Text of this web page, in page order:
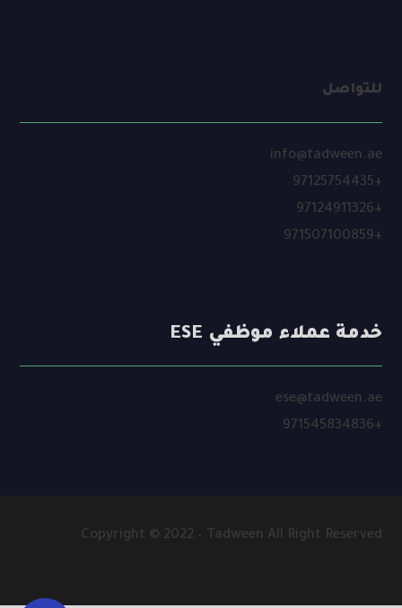
للتواصل
info@tadween.ae
+97125754435
+97124911326
+971507100859
خدمة عملاء موظفي ESE
ese@tadween.ae
+971545834836
Copyright © 2022 – Tadween All Right Reserved